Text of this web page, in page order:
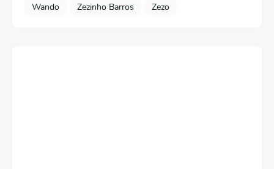
Wando
Zezinho Barros Zezo